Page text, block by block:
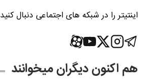
اینتیتر را در شبکه های اجتماعی دنبال کنید
هم اکنون دیگران میخوانند